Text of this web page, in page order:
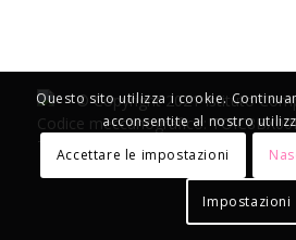
© Copyright 2021 Istituto
Codice meccanografico:
TosoLab
Questo sito utilizza i cookie.
acconsentite al nostro
Accettare le impostazioni
Impostazioni